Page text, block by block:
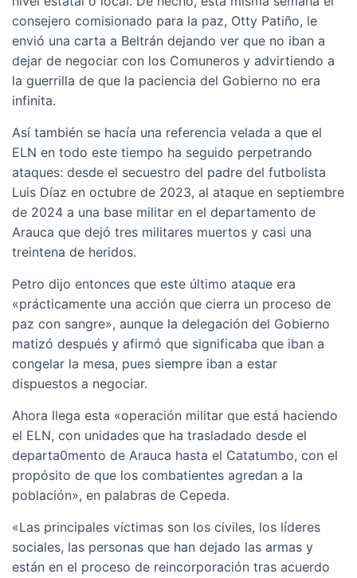
consejero comisionado para la paz, Otty Patiño, le
envió una carta a Beltrán dejando ver que no iban a
dejar de negociar con los Comuneros y advirtiendo a
la guerrilla de que la paciencia del Gobierno no era
infinita.
Así también se hacía una referencia velada a que el
ELN en todo este tiempo ha seguido perpetrando
ataques: desde el secuestro del padre del futbolista
Luis Díaz en octubre de 2023, al ataque en septiembre
de 2024 a una base militar en el departamento de
Arauca que dejó tres militares muertos y casi una
treintena de heridos.
Petro dijo entonces que este último ataque era
«prácticamente una acción que cierra un proceso de
paz con sangre», aunque la delegación del Gobierno
matizó después y afirmó que significaba que iban a
congelar la mesa, pues siempre iban a estar
dispuestos a negociar.
Ahora llega esta «operación militar que está haciendo
el ELN, con unidades que ha trasladado desde el
departa0mento de Arauca hasta el Catatumbo, con el
propósito de que los combatientes agredan a la
población», en palabras de Cepeda.
«Las principales víctimas son los civiles, los líderes
sociales, las personas que han dejado las armas y
están en el proceso de reincorporación tras acuerdo